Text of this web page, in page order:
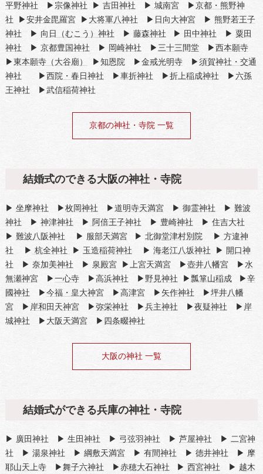
平野神社 ▶ 宗像神社 ▶ 吉田神社 ▶ 城南宮▶ 京都・熊野神
社 ▶ 安井金毘羅宮▶ 大将軍八神社 ▶ 日向大神宮▶ 熊野若王子
神社 ▶ 向日（むこう）神社 ▶ 藤森神社 ▶ 田中神社 ▶ 粟田
神社 ▶ 京都豊国神社 ▶ 岡崎神社 ▶ 三十三間堂▶ 西本願寺
▶ 東本願寺（大谷廟） ▶ 知恩院 ▶ 金戒光明寺▶ 須賀神社・交通
神社 ▶西院・春日神社 ▶ 車折神社 ▶ 折上稲成神社 ▶ 六孫
王神社 ▶ 武信稲荷神社
京都の神社・寺院 一覧
結婚式のできる大阪の神社・寺院
▶ 坐摩神社 ▶ 枚岡神社 ▶ 道明寺天満宮▶ 御霊神社 ▶ 難波
神社 ▶ 神津神社 ▶ 阿倍王子神社 ▶ 豊崎神社 ▶ 住吉大社
▶ 難波八阪神社 ▶ 服部天満宮▶ 北御堂津村別院 ▶ 方違神
社 ▶ 杭全神社 ▶ 玉造稲荷神社 ▶ 海老江八坂神社 ▶ 開口神
社 ▶ 奈加美神社 ▶ 泉殿宮▶ 上宮天満宮▶ 壺井八幡宮▶ 水
無瀬神宮▶ 一心寺▶ 高浜神社 ▶ 野見神社 ▶ 瓢箪山稲成▶ 辛
國神社 ▶ 今福・皇大神宮▶ 高津宮▶ 矢作神社 ▶ 坪井八幡
宮▶ 岸和田天神宮▶ 弥栄神社 ▶ 兵主神社 ▶ 夜疑神社 ▶ 岸
城神社 ▶ 大阪天満宮▶ 四条畷神社
大阪の神社 一覧
結婚式ができる兵庫の神社・寺院
▶ 廣田神社 ▶ 生田神社 ▶ 弓弦羽神社 ▶ 芦屋神社 ▶ 二宮神
社 ▶ 湯泉神社 ▶ 綱敷天満宮▶ 有間神社 ▶ 徳井神社 ▶ 摩
耶山天上寺▶ 舞子六神社 ▶ 赤穂大石神社 ▶ 西宮神社 ▶ 越木